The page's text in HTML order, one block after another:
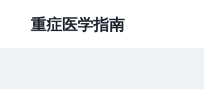
重症医学指南